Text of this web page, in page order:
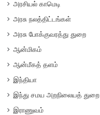
அரசியல் காமெடி
அரசு நலத்திட்டங்கள்
அரசு போக்குவரத்து துறை
ஆன்மிகம்
ஆன்மீகத் தளம்
இந்தியா
இந்து சமய அறநிலையத் துறை
இராணுவம்